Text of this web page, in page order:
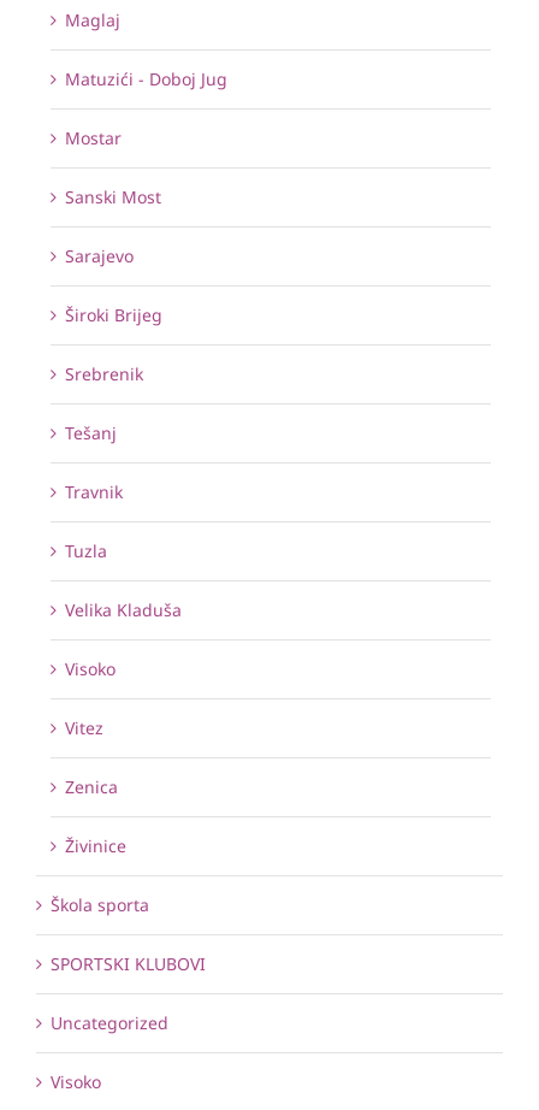
Maglaj
Matuzići - Doboj Jug
Mostar
Sanski Most
Sarajevo
Široki Brijeg
Srebrenik
Tešanj
Travnik
Tuzla
Velika Kladuša
Visoko
Vitez
Zenica
Živinice
Škola sporta
SPORTSKI KLUBOVI
Uncategorized
Visoko